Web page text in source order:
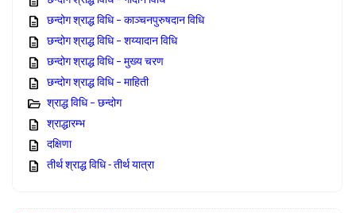
छन्दोग श्राद्ध विधि – काञ्चनपुरुषदान विधि
छन्दोग श्राद्ध विधि – शय्यादान विधि
छन्दोग श्राद्ध विधि – मुख्य चरण
छन्दोग श्राद्ध विधि – माहिती
श्राद्ध विधि – छन्दोग
श्राद्धारम्भ
दक्षिणा
तीर्थ श्राद्ध विधि - तीर्थ यात्रा